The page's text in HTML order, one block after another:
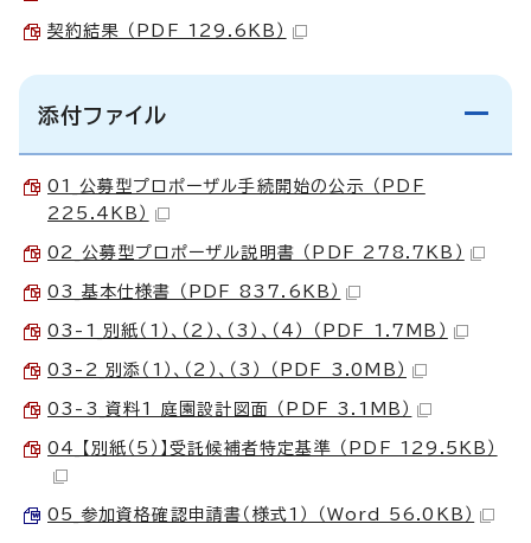
契約結果 （PDF 129.6KB）
添付ファイル
01_公募型プロポーザル手続開始の公示 （PDF
225.4KB）
02_公募型プロポーザル説明書 （PDF 278.7KB）
03_基本仕様書 （PDF 837.6KB）
03-1_別紙（1）、（2）、（3）、（4） （PDF 1.7MB）
03-2_別添（1）、（2）、（3） （PDF 3.0MB）
03-3_資料1 庭園設計図面 （PDF 3.1MB）
04_【別紙（5）】受託候補者特定基準 （PDF 129.5KB）
05_参加資格確認申請書（様式1） （Word 56.0KB）